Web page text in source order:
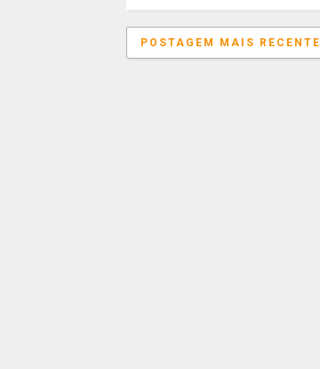
POSTAGEM MAIS RECENTE